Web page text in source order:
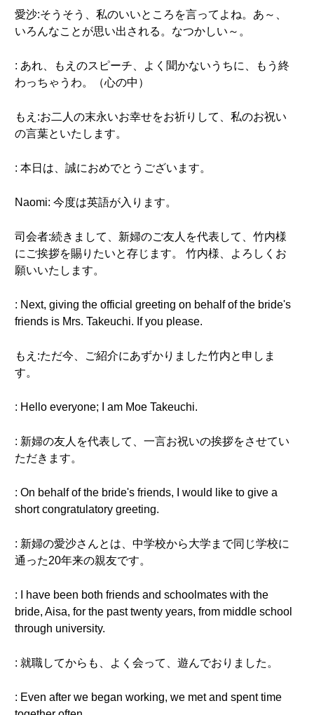
愛沙:そうそう、私のいいところを言ってよね。あ～、
いろんなことが思い出される。なつかしい～。
: あれ、もえのスピーチ、よく聞かないうちに、もう終
わっちゃうわ。（心の中）
もえ:お二人の末永いお幸せをお祈りして、私のお祝い
の言葉といたします。
: 本日は、誠におめでとうございます。
Naomi: 今度は英語が入ります。
司会者:続きまして、新婦のご友人を代表して、竹内様
にご挨拶を賜りたいと存じます。 竹内様、よろしくお
願いいたします。
: Next, giving the official greeting on behalf of the bride's
friends is Mrs. Takeuchi. If you please.
もえ:ただ今、ご紹介にあずかりました竹内と申しま
す。
: Hello everyone; I am Moe Takeuchi.
: 新婦の友人を代表して、一言お祝いの挨拶をさせてい
ただきます。
: On behalf of the bride's friends, I would like to give a
short congratulatory greeting.
: 新婦の愛沙さんとは、中学校から大学まで同じ学校に
通った20年来の親友です。
: I have been both friends and schoolmates with the
bride, Aisa, for the past twenty years, from middle school
through university.
: 就職してからも、よく会って、遊んでおりました。
: Even after we began working, we met and spent time